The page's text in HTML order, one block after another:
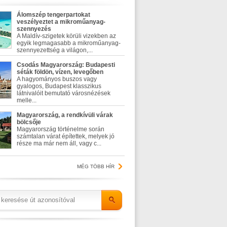
Álomszép tengerpartokat
veszélyeztet a mikroműanyag-
szennyezés
A Maldív-szigetek körüli vizekben az
egyik legmagasabb a mikroműanyag-
szennyezettség a világon,...
Csodás Magyarország: Budapesti
séták földön, vízen, levegőben
A hagyományos buszos vagy
gyalogos, Budapest klasszikus
látnivalóit bemutató városnézések
melle...
Magyarország, a rendkívüli várak
bölcsője
Magyarország történelme során
számtalan várat építettek, melyek jó
része ma már nem áll, vagy c...
MÉG TÖBB HÍR